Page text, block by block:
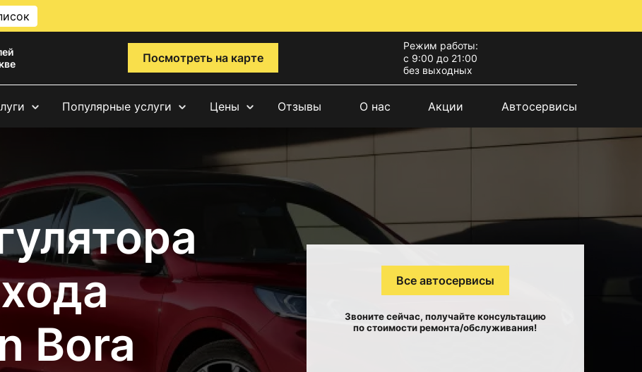
Посмотреть на карте
Режим работы:
с 9:00 до 21:00
без выходных
Популярные услуги Цены Отзывы О нас Акции Автосервисы
Bora
Все автосервисы
Звоните сейчас, получайте консультацию
по стоимости ремонта/обслуживания!